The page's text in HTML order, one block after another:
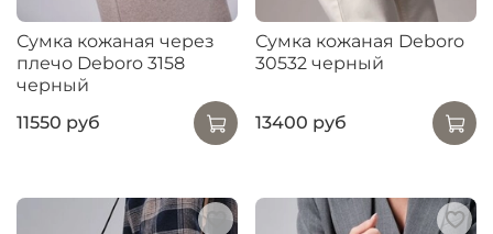
Сумка кожаная через
плечо Deboro 3158
черный
11550 руб
Сумка кожаная Deboro
30532 черный
13400 руб